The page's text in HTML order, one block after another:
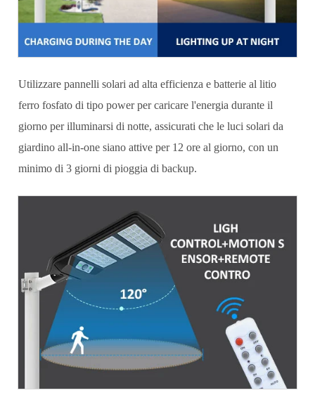
Utilizzare pannelli solari ad alta efficienza e batterie al litio
ferro fosfato di tipo power per caricare l'energia durante il
giorno per illuminarsi di notte, assicurati che le luci solari da
giardino all-in-one siano attive per 12 ore al giorno, con un
minimo di 3 giorni di pioggia di backup.